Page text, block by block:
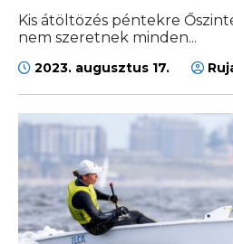
Kis átöltözés péntekre
nem szeretnek minden...
2023. augusztus 17.